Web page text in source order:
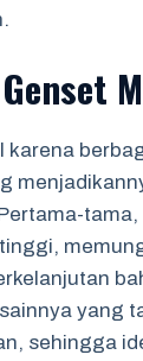
karena
yang
sehingga